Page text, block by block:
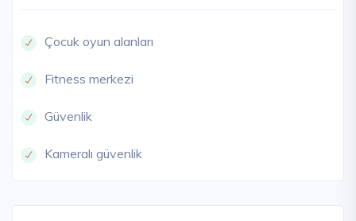
Çocuk oyun alanları
Fitness merkezi
Güvenlik
Kameralı güvenlik